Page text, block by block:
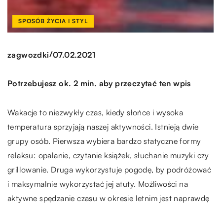
SPOSÓB ŻYCIA I STYL
zagwozdki/07.02.2021
Potrzebujesz ok. 2 min. aby przeczytać ten wpis
Wakacje to niezwykły czas, kiedy słońce i wysoka
temperatura sprzyjają naszej aktywności. Istnieją dwie
grupy osób. Pierwsza wybiera bardzo statyczne formy
relaksu: opalanie, czytanie książek, słuchanie muzyki czy
grillowanie. Druga wykorzystuje pogodę, by podróżować
i maksymalnie wykorzystać jej atuty. Możliwości na
aktywne spędzanie czasu w okresie letnim jest naprawdę